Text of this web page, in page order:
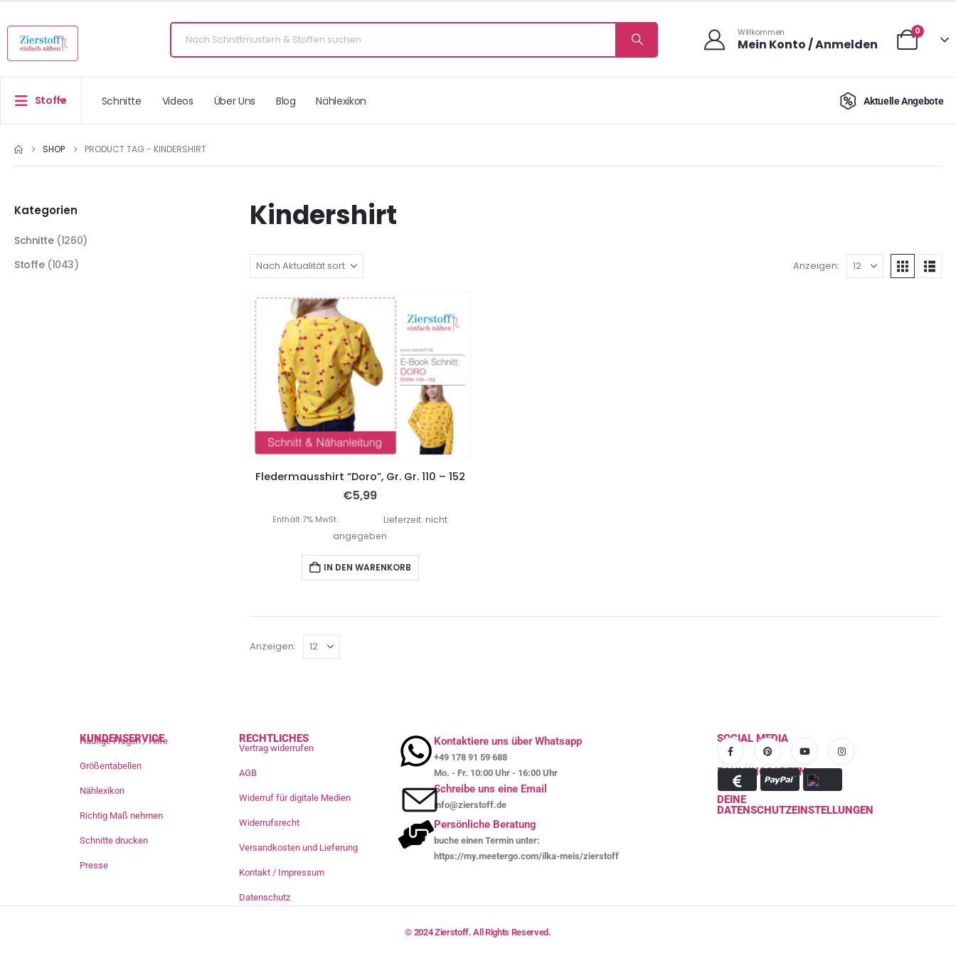
Willkommen
Mein Konto / Anmelden
0
Stoffe Schnitte Videos Über Uns Blog Nählexikon Aktuelle Angebote
SHOP PRODUCT TAG - KINDERSHIRT
Kindershirt
Anzeigen:
Fledermausshirt “Doro”, Gr. Gr. 110 – 152
€5,99
Enthält 7% MwSt.
Lieferzeit: nicht
angegeben
IN DEN WARENKORB
Anzeigen:
Kategorien
Schnitte (1260)
Stoffe (1043)
KUNDENSERVICE
Häufige Fragen / Hilfe
Größentabellen
Nählexikon
Richtig Maß nehmen
Schnitte drucken
Presse
RECHTLICHES
Vertrag widerrufen
AGB
Widerruf für digitale Medien
Widerrufsrecht
Versandkosten und Lieferung
Kontakt / Impressum
Datenschutz
Kontaktiere uns über Whatsapp
+49 178 91 59 688
Mo. - Fr. 10:00 Uhr - 16:00 Uhr
Schreibe uns eine Email
info@zierstoff.de
Persönliche Beratung
buche einen Termin unter:
https://my.meetergo.com/ilka-meis/zierstoff
SOCIAL MEDIA
ZAHLUNGSARTEN
DEINE
DATENSCHUTZEINSTELLUNGEN
© 2024 Zierstoff. All Rights Reserved.